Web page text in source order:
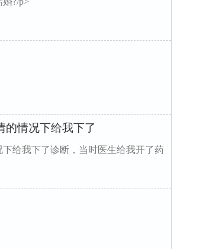
的情况下给我下了
给我下了诊断，当时医生给我开了药